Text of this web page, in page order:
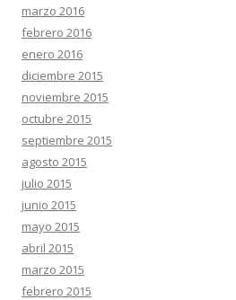
marzo 2016
febrero 2016
enero 2016
diciembre 2015
noviembre 2015
octubre 2015
septiembre 2015
agosto 2015
julio 2015
junio 2015
mayo 2015
abril 2015
marzo 2015
febrero 2015